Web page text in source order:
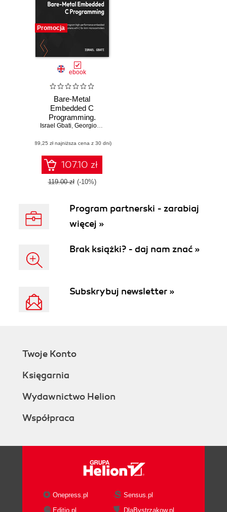
Promocja
ebook
Bare-Metal
Embedded C
Programming.
Develop high-
embedded
systems with C for
Arm
microcontrollers
Israel Gbati, Georgios Papanikolaou
(89,25 zł najniższa cena z 30 dni)
107.10 zł
119.00 zł (-10%)
Program partnerski - zarabiaj
więcej »
Brak książki? - daj nam znać »
Subskrybuj newsletter »
Twoje Konto
Księgarnia
Wydawnictwo Helion
Współpraca
Onepress.pl
Sensus.pl
Editio.pl
DlaBystrzakow.pl